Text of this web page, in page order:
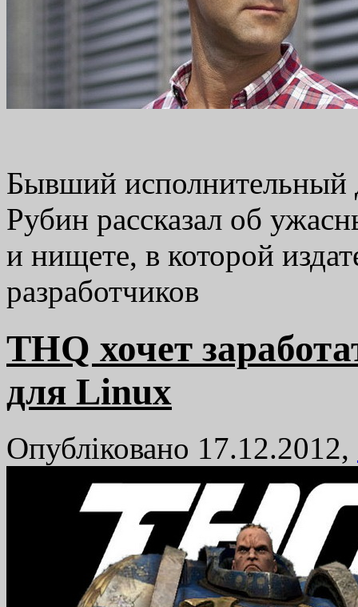
Бывший исполнительный
Рубин рассказал об
и нищете, в которой
разработчиков
THQ хочет
для Linux
Опубліковано 17.12.2012,